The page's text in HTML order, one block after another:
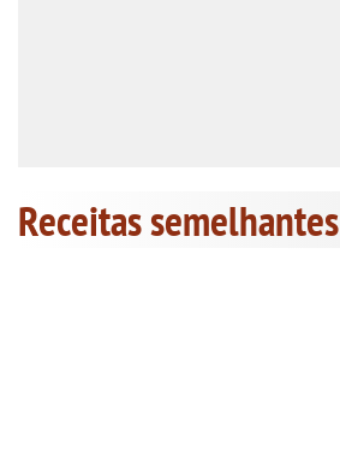
Receitas semelhantes